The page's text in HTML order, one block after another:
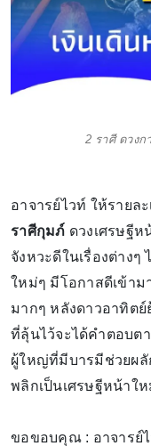
2 ราศี ดวงก
อาจารย์ไวท์ ให้รายล
ราศีกุมภ์ ดวงเศรษฐีห
จังหวะดีในเรื่องต่างๆ
ใหม่ๆ มีโอกาสดีเข้าม
มากๆ หลังดาวอาทิตย์
ที่ลุ้นไว้จะได้คำตอบต
ผู้ใหญ่ที่มีบารมีช่วยผ
พลิกเป็นเศรษฐีหน้าใ
ขอขอบคุณ : อาจารย์